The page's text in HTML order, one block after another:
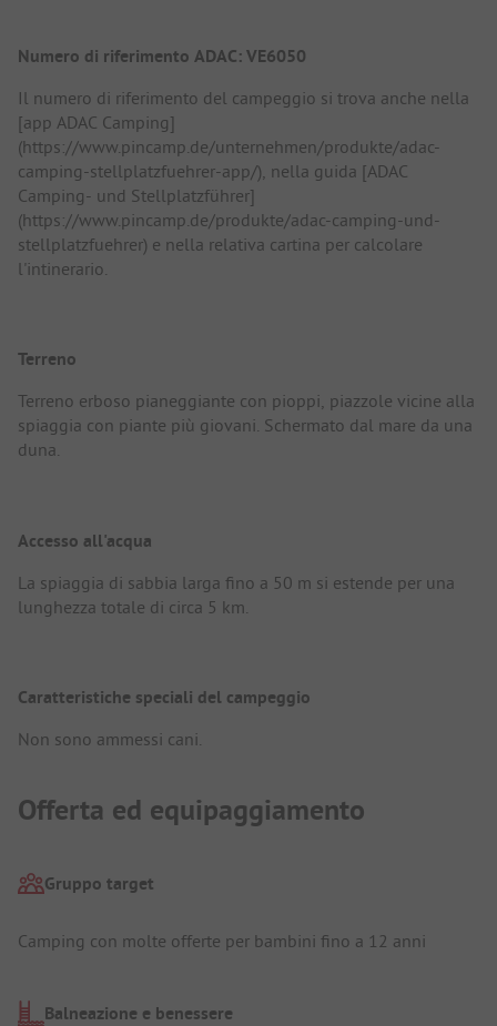
Numero di riferimento ADAC: VE6050
Il numero di riferimento del campeggio si trova anche nella
[app ADAC Camping]
(https://www.pincamp.de/unternehmen/produkte/adac-
camping-stellplatzfuehrer-app/), nella guida [ADAC
Camping- und Stellplatzführer]
(https://www.pincamp.de/produkte/adac-camping-und-
stellplatzfuehrer) e nella relativa cartina per calcolare
l'intinerario.
Terreno
Terreno erboso pianeggiante con pioppi, piazzole vicine alla
spiaggia con piante più giovani. Schermato dal mare da una
duna.
Accesso all'acqua
La spiaggia di sabbia larga fino a 50 m si estende per una
lunghezza totale di circa 5 km.
Caratteristiche speciali del campeggio
Non sono ammessi cani.
Offerta ed equipaggiamento
Gruppo target
Camping con molte offerte per bambini fino a 12 anni
Balneazione e benessere